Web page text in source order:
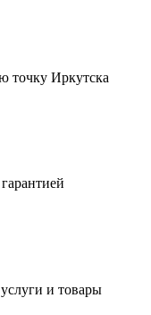
точку Иркутска
услуги и товары